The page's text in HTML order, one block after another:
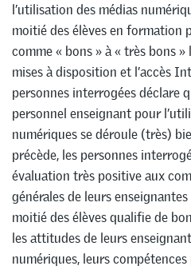
l’utilisation des médias
moitié des élèves en formation
comme « bons » à « très bons
mises à disposition et l’accès
personnes interrogées déclare
personnel enseignant pour
numériques se déroule (très)
précède, les personnes
évaluation très positive aux
générales de leurs
moitié des élèves qualifie de
les attitudes de leurs
numériques, leurs